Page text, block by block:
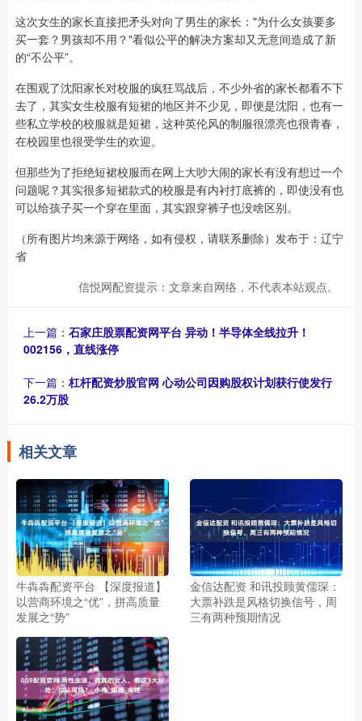
这次女生的家长直接把矛头对向了男生的家长："为什么女孩要多
买一套？男孩却不用？"看似公平的解决方案却又无意间造成了新
的“不公平”。
在围观了沈阳家长对校服的疯狂骂战后，不少外省的家长都看不下
去了，其实女生校服有短裙的地区并不少见，即便是沈阳，也有一
些私立学校的校服就是短裙，这种英伦风的制服很漂亮也很青春，
在校园里也很受学生的欢迎。
但那些为了拒绝短裙校服而在网上大吵大闹的家长有没有想过一个
问题呢？其实很多短裙款式的校服是有内衬打底裤的，即使没有也
可以给孩子买一个穿在里面，其实跟穿裤子也没啥区别。
（所有图片均来源于网络，如有侵权，请联系删除）发布于：辽宁
省
信悦网配资提示：文章来自网络，不代表本站观点。
上一篇： 石家庄股票配资网平台 异动！半导体全线拉升！
002156，直线涨停
下一篇： 杠杆配资炒股官网 心动公司因购股权计划获行使发行
26.2万股
相关文章
牛犇犇配资平台 【深度报道】
以营商环境之“优”，拼高质量
发展之“势”
金信达配资 和讯投顾黄儒琛：
大票补跌是风格切换信号，周
三有两种预期情况